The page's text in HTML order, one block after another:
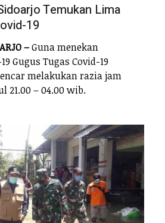
Temukan Lima
19
–Guna menekan
Gugus Tugas Covid-19
melakukan razia jam
21.00 – 04.00 wib.